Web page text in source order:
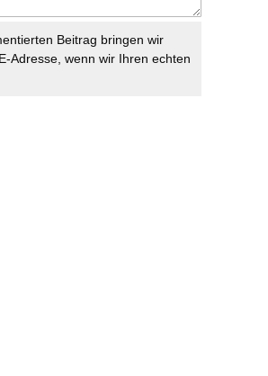
Beitrag bringen wir
Adresse, wenn wir Ihren echten